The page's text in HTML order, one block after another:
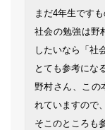
まだ4年生です
社会の勉強は野
したいなら「社
とても参考にな
野村さん、この
れていますので、
そこのところも